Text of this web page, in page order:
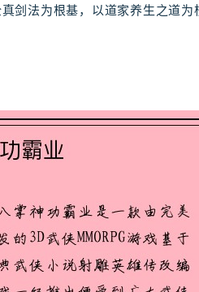
剑法为根基，以道家养生之道为